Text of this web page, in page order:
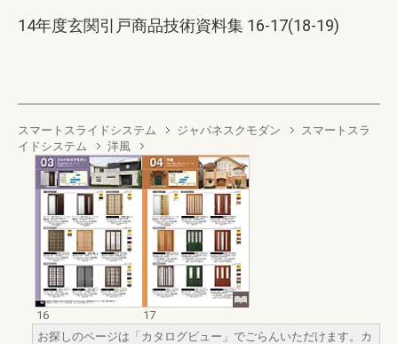
14年度玄関引戸商品技術資料集 16-17(18-19)
スマートスライドシステム ジャパネスクモダン
スマートスラ
イドシステム
洋風
16
17
お探しのページは「カタログビュー」でごらんいただけます。カ